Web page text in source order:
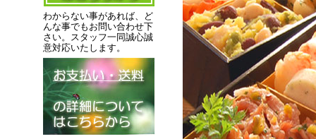
わからない事があれば、ど
んな事でもお問い合わせ下
さい。スタッフ一同誠心誠
意対応いたします。